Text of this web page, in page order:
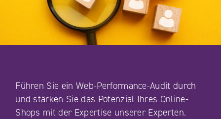
Führen Sie ein Web-Performance-Audit durch
und stärken Sie das Potenzial Ihres Online-
Shops mit der Expertise unserer Experten.